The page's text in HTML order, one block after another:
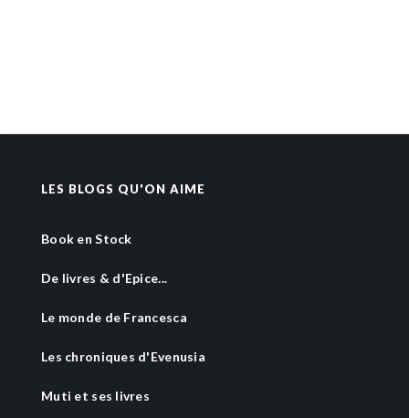
LES BLOGS QU'ON AIME
Book en Stock
De livres & d'Epice...
Le monde de Francesca
Les chroniques d'Evenusia
Muti et ses livres